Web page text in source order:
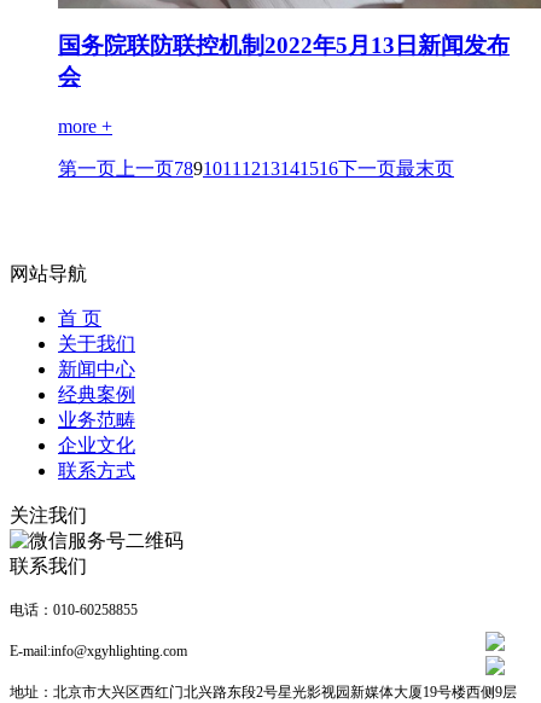
国务院联防联控机制2022年5月13日新闻发布
会
more +
第一页 上一页7891011 1213141516下一页最末页
网站导航
首 页
关于我们
新闻中心
经典案例
业务范畴
企业文化
联系方式
关注我们
联系我们
电话：010-60258855
E-mail:info@xgyhlighting.com
地址：北京市大兴区西红门北兴路东段2号星光影视园新媒体大厦19号楼西侧9层